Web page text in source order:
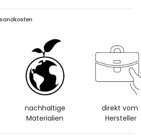
nachhaltige
Materialien
direkt vom
Hersteller